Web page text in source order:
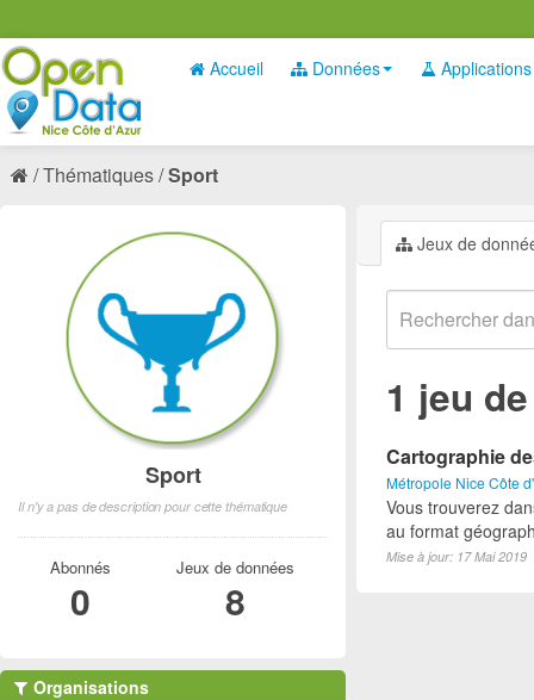
Accueil Données Applications
Thématiques Sport
Jeux de
1 jeu
Cartographie
Métropole Nice Côte
Vous trouverez
au format
Mise à jour: 17 Mai 2019
Sport
Il n'y a pas de description pour cette thématique
Abonnés
0
Jeux de données
8
Organisations